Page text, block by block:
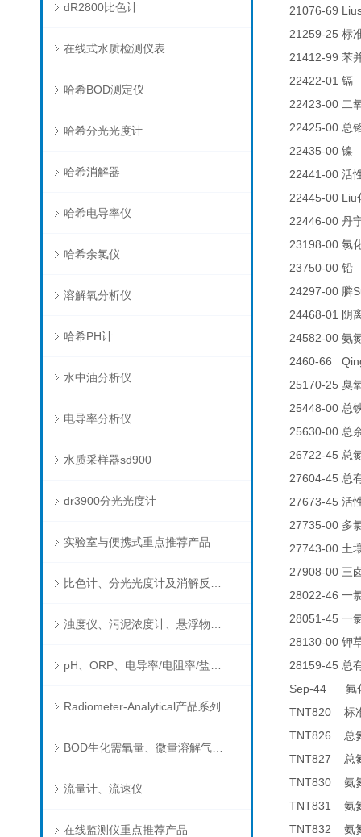
dR2800比色计
在线式水质检测仪表
哈希BOD测定仪
哈希分光光度计
哈希消解器
哈希电导率仪
哈希余氯仪
溶解氧分析仪
哈希PH计
水中油分析仪
电导率分析仪
水质采样器sd900
dr3900分光光度计
实验室与便携式重点推荐产品
Radiometer-Analytical产品系列
BOD生化需氧量、微量溶解气体和现场水质测试组件以及其他分析仪
流量计、流速仪
在线监测仪重点推荐产品
21076-69
21259-25 标
21412-99 苯
22422-01 镉
22423-00 二
22425-00 总
22435-00 镍
22441-00 活
22445-00 Liu
22446-00 丹
23198-00 氯
23750-00 铅
24297-00 膦
24468-01
阴
24582-00 氨
2460-66
25170-25 臭
25448-00 总
25630-00 总
26722-45 总
27604-45 总
27673-45 活
27735-00 多
27743-00 土
27908-00 三
28022-46 一
28051-45 一
28130-00 钾
28159-45 总
Sep-44 氟
TNT820 标
TNT826 总
TNT827 总
TNT830 氨
TNT831 氨
TNT832 氨